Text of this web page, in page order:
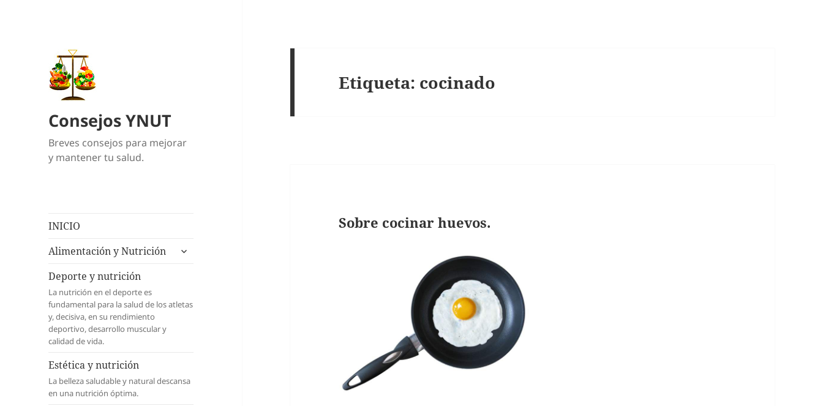
Consejos YNUT
Breves consejos para mejorar
y mantener tu salud.
INICIO
Alimentación y Nutrición
expande
Deporte y nutrición
La nutrición en el deporte es
fundamental para la salud de los atletas
y, decisiva, en su rendimiento
deportivo, desarrollo muscular y
calidad de vida.
Estética y nutrición
La belleza saludable y natural descansa
en una nutrición óptima.
Etiqueta: cocinado
Sobre cocinar huevos.